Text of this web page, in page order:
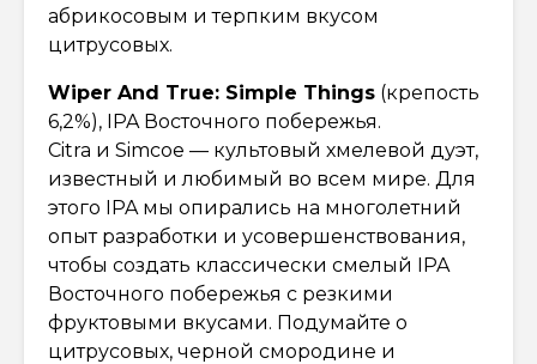
абрикосовым и терпким вкусом
цитрусовых.
Wiper And True: Simple Things (крепость
6,2%), IPA Восточного побережья.
Citra и Simcoe — культовый хмелевой дуэт,
известный и любимый во всем мире. Для
этого IPA мы опирались на многолетний
опыт разработки и усовершенствования,
чтобы создать классически смелый IPA
Восточного побережья с резкими
фруктовыми вкусами. Подумайте о
цитрусовых, черной смородине и